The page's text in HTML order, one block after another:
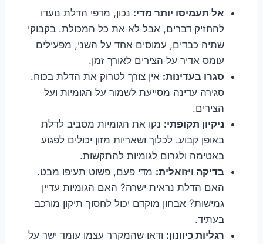
אל תעמיסו יותר מדי: נכון, מדפי הדלת נועדו
להחזיק דברים, אבל לא את כל המכולת. בקבוקי
שתיה כבדים, עמוסים אחד על השני, מפעילים
עומס אדיר על הצירים לאורך זמן.
סגרו בעדינות: אין צורך לטרוק את הדלת בכוח.
סגירה עדינה מסייעת לשמור על הגומיות ועל
הצירים.
ניקיון תקופתי: נקו את הגומיות מסביב לדלת
באופן קבוע. לכלוך ושאריות מזון יכולים לפגוע
באטימה ולגרום לגומיות להתקשות.
בדיקה ויזואלית: מדי פעם, פשוט תעיפו מבט.
האם הדלת נראית ישרה? האם הגומיות עדיין
גמישות? אבחון מוקדם יכול לחסוך תיקון מורכב
בעתיד.
רגליות כיוונון: ודאו שהמקרר עצמו עומד ישר על